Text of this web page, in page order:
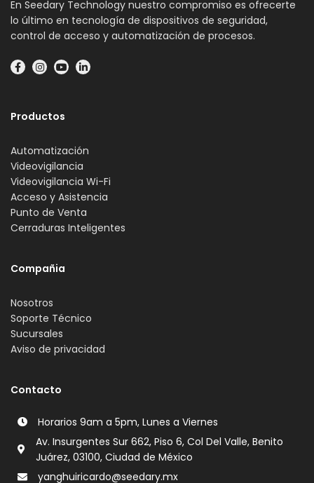
En Seedary Technology nuestro compromiso es ofrecerte
lo último en tecnología de dispositivos de seguridad,
control de acceso y automatización de procesos.
Productos
Automatización
Videovigilancia
Videovigilancia Wi-Fi
Acceso y Asistencia
Punto de Venta
Cerraduras Inteligentes
Compañia
Nosotros
Soporte Técnico
Sucursales
Aviso de privacidad
Contacto
Horarios 9am a 5pm, Lunes a Viernes
Av. Insurgentes Sur 662, Piso 6, Col Del Valle, Benito
Juárez, 03100, Ciudad de México
yanghuiricardo@seedary.mx